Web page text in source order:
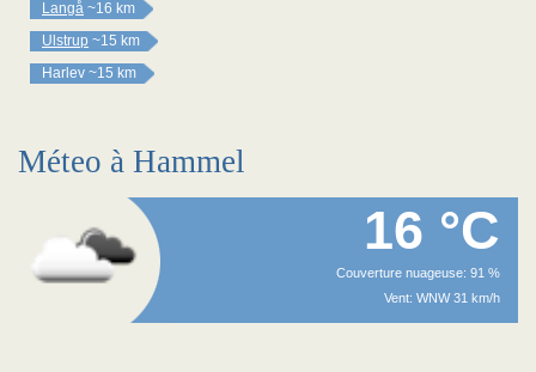
Langå ~16 km
Ulstrup ~15 km
Harlev ~15 km
Méteo à Hammel
16 °C
Couverture nuageuse: 91 %
Vent: WNW 31 km/h